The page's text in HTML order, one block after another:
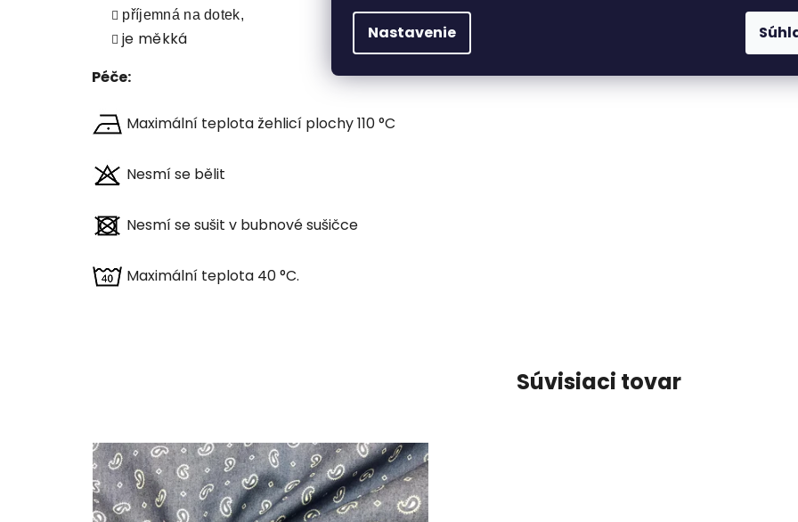
Nastavenie
příjemná na dotek,
je měkká
Péče:
Maximální teplota žehlicí plochy 110 °C
Nesmí se bělit
Nesmí se sušit v bubnové sušičce
Maximální teplota 40 °C.
Súvisiaci tovar